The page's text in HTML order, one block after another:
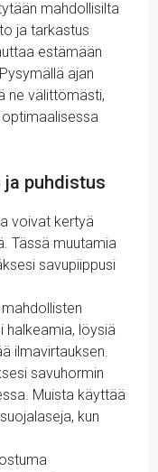
mahdollisilta
ja tarkastus
estämään
ajan
ne välittömästi,
ja puhdistus
voivat kertyä
Tässä muutamia
savupiippusi
halkeamia, löysiä
ilmavirtauksen.
savuhormin
Muista käyttää
kun